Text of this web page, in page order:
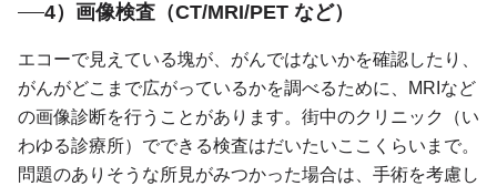
4）画像検査（CT/MRI/PET など）
エコーで見えている塊が、がんではないかを確認したり、
がんがどこまで広がっているかを調べるために、MRIなど
の画像診断を行うことがあります。街中のクリニック（い
わゆる診療所）でできる検査はだいたいここくらいまで。
問題のありそうな所見がみつかった場合は、手術を考慮し